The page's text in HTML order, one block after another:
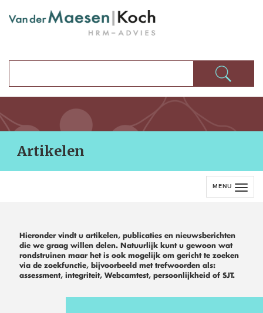
Artikelen
MENU
Hieronder vindt u artikelen, publicaties en nieuwsberichten
die we graag willen delen. Natuurlijk kunt u gewoon wat
rondstruinen maar het is ook mogelijk om gericht te zoeken
via de zoekfunctie, bijvoorbeeld met trefwoorden als:
assessment, integriteit, Webcamtest, persoonlijkheid of SJT.